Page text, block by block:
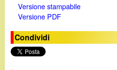
Versione stampabile
Versione PDF
Condividi